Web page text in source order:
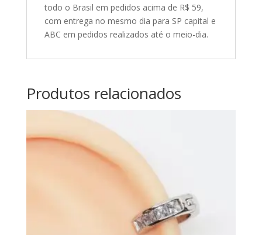
todo o Brasil em pedidos acima de R$ 59,
com entrega no mesmo dia para SP capital e
ABC em pedidos realizados até o meio-dia.
Produtos relacionados